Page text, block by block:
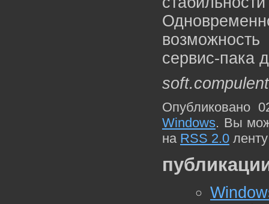
сервис-пака
Опубликовано
Windows. Вы
на RSS 2.0